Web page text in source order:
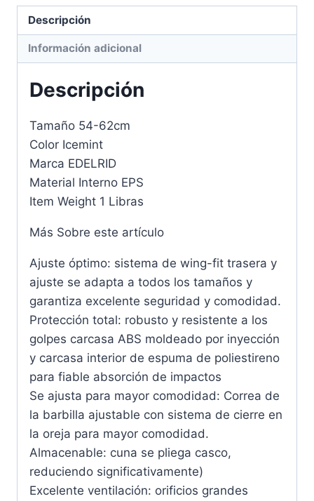
Descripción
Información adicional
Descripción
Tamaño 54-62cm
Color Icemint
Marca EDELRID
Material Interno EPS
Item Weight 1 Libras
Más Sobre este artículo
Ajuste óptimo: sistema de wing-fit trasera y
ajuste se adapta a todos los tamaños y
garantiza excelente seguridad y comodidad.
Protección total: robusto y resistente a los
golpes carcasa ABS moldeado por inyección
y carcasa interior de espuma de poliestireno
para fiable absorción de impactos
Se ajusta para mayor comodidad: Correa de
la barbilla ajustable con sistema de cierre en
la oreja para mayor comodidad.
Almacenable: cuna se pliega casco,
reduciendo significativamente)
Excelente ventilación: orificios grandes